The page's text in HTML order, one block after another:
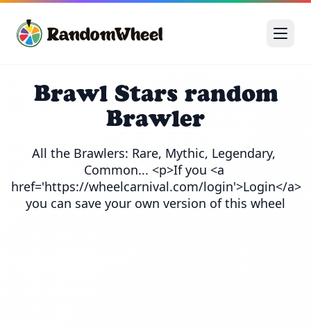
Brawl Stars random
Brawler
All the Brawlers: Rare, Mythic, Legendary,
Common... <p>If you <a
href='https://wheelcarnival.com/login'>Login</a>
you can save your own version of this wheel